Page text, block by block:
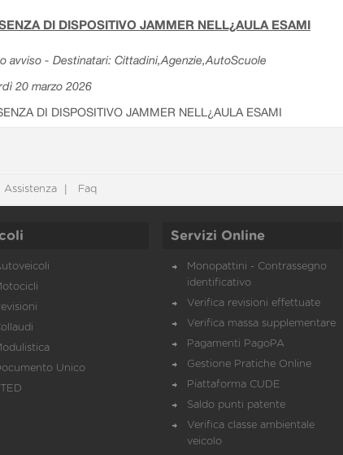
DI DISPOSITIVO JAMMER NELL¿AULA ESAMI
avviso - Destinatari: Cittadini,Agenzie,AutoScuole
20 marzo 2026
DI DISPOSITIVO JAMMER NELL¿AULA ESAMI
Assistenza Faq
Unico
Servizi Online
Monopattini - Contrassegno
identificativo
Verifica revisioni effettuate
Verifica massa supplementare
Pagamenti PagoPA
Gestione Pratiche Online
Piattaforma CUDE
Saldo punti patente
Verifica classe ambientale
veicolo